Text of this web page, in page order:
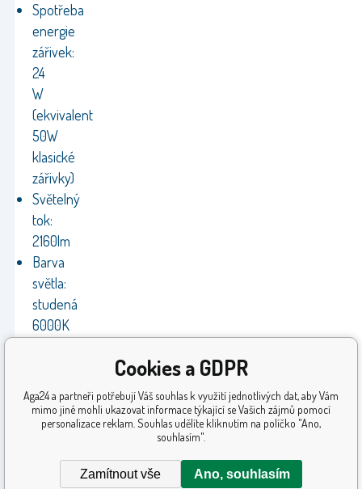
Spotřeba
energie
zářivek:
24
W
(ekvivalent
50W
klasické
zářivky)
Světelný
tok:
2160lm
Barva
světla:
studená
6000K
000
hodin
Úhel
Cookies a GDPR
Aga24 a partneři potřebují Váš souhlas k využití jednotlivých dat, aby Vám
mimo jiné mohli ukazovat informace týkající se Vašich zájmů pomocí
personalizace reklam. Souhlas udělíte kliknutím na políčko "Ano,
souhlasím".
Zamítnout vše Ano, souhlasím